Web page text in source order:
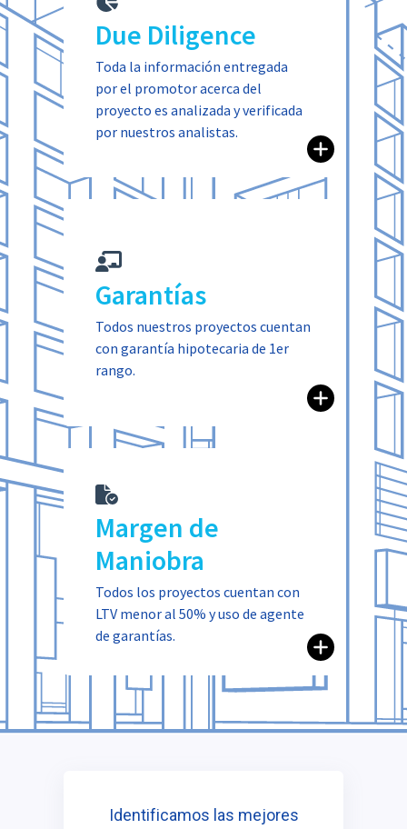
Open to read more
Due Diligence
Toda la información entregada
por el promotor acerca del
proyecto es analizada y verificada
por nuestros analistas.
No solo a nivel cuantitativo, sino
también a nivel cualitativo y con
criterios de sostenibilidad
medioambiental.
Open to read more
Garantías
Todos nuestros proyectos cuentan
con garantía hipotecaria de 1er
rango.
Close
Open to read more
Margen de
Maniobra
Todos los proyectos cuentan con
LTV menor al 50% y uso de agente
de garantías.
Esto garantiza un potencial
recobro en caso de
incumplimiento por parte del
promotor.
Close
Identificamos las mejores